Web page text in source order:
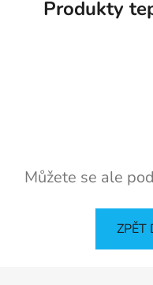
Produkty
Můžete se ale
ZPĚT